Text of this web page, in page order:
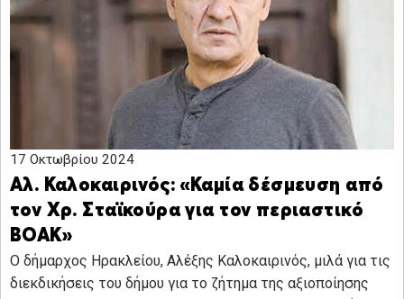
17 Οκτωβρίου 2024
Αλ. Καλοκαιρινός: «Καμία δέσμευση από
τον Χρ. Σταϊκούρα για τον περιαστικό
ΒΟΑΚ»
Ο δήμαρχος Ηρακλείου, Αλέξης Καλοκαιρινός, μιλά για τις
διεκδικήσεις του δήμου για το ζήτημα της αξιοποίησης